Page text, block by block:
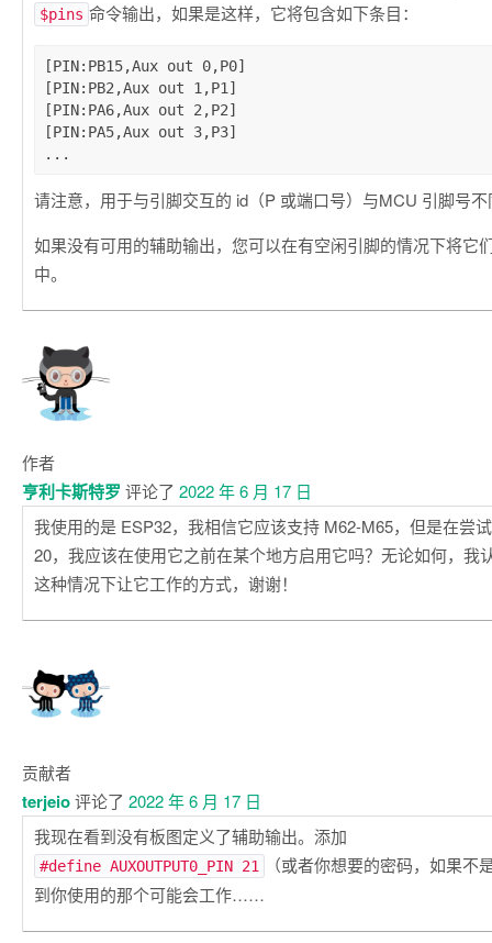
$pins 命令输出，如果是这样，它将包含如下条目：
[PIN:PB15,Aux out 0,P0]
[PIN:PB2,Aux out 1,P1]
[PIN:PA6,Aux out 2,P2]
[PIN:PA5,Aux out 3,P3]
请注意，用于与引脚交互的 id（P 或端口号）与MCU 引脚号不
如果没有可用的辅助输出，您可以在有空闲引脚的情况下将它
中。
作者
亨利卡斯特罗 评论了 2022 年 6 月 17 日
我使用的是 ESP32，我相信它应该支持 M62-M65，但是在尝
20，我应该在使用它之前在某个地方启用它吗？无论如何，我
这种情况下让它工作的方式，谢谢！
贡献者
terjeio评论了 2022 年 6 月 17 日
我现在看到没有板图定义了辅助输出。添加
#define AUXOUTPUT0_PIN 21
（或者你想要的密码，如果不
到你使用的那个可能会工作……